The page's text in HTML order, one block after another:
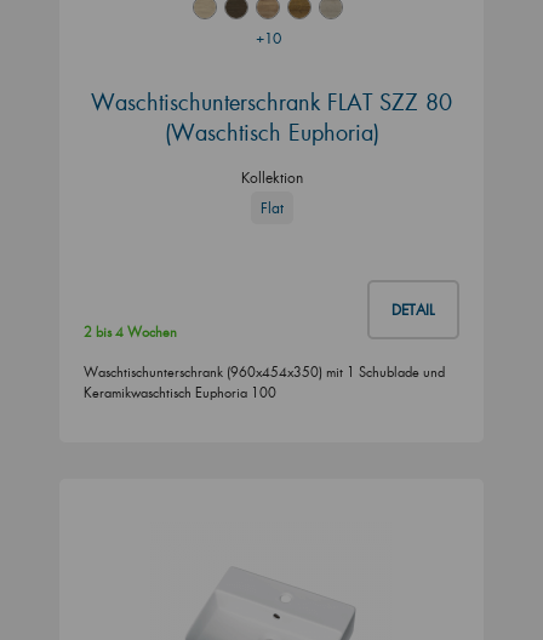
+10
Waschtischunterschrank FLAT SZZ 80
(Waschtisch Euphoria)
Kollektion
Flat
DETAIL
2 bis 4 Wochen
Waschtischunterschrank (960x454x350) mit 1 Schublade und
Keramikwaschtisch Euphoria 100